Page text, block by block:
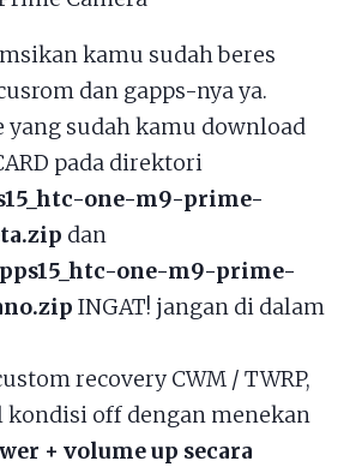
kamu sudah beres
dan gapps-nya ya.
yang sudah kamu download
pada direktori
one-m9-prime-
dan
one-m9-prime-
INGAT! jangan di dalam
recovery CWM / TWRP,
kondisi off dengan menekan
+ volume up secara